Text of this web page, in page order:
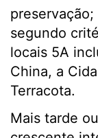
preservação;
segundo
locais 5A
China, a
Terracota.
Mais tarde